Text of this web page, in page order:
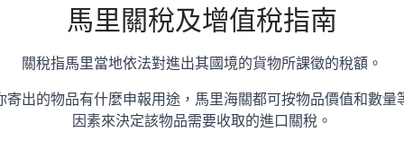
馬里關稅及增值稅指南
關稅指馬里當地依法對進出其國境的貨物所課徵的稅額。
寄出的物品有什麼申報用途，馬里海關都可按物品價值和數量
因素來決定該物品需要收取的進口關稅。